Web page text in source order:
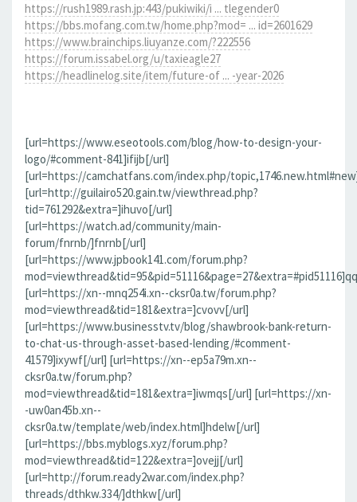
https://rush1989.rash.jp:443/pukiwiki/i ... tlegender0
https://bbs.mofang.com.tw/home.php?mod= ... id=2601629
https://www.brainchips.liuyanze.com/?222556
https://forum.issabel.org/u/taxieagle27
https://headlinelog.site/item/future-of ... -year-2026
[url=https://www.eseotools.com/blog/how-to-design-your-
logo/#comment-841]ifijb[/url]
[url=https://camchatfans.com/index.php/
[url=http://guilairo520.gain.tw/viewthread.php?
tid=761292&extra=]ihuvo[/url]
[url=https://watch.ad/community/main-
forum/fnrnb/]fnrnb[/url]
[url=https://www.jpbook141.com/forum.php?
[url=https://xn--mnq254i.xn--cksr0a.tw/forum.php?
mod=viewthread&tid=181&extra=]cvovv[/url]
[url=https://www.businesstv.tv/blog/shawbrook-bank-return-
to-chat-us-through-asset-based-lending/#comment-
41579]ixywf[/url] [url=https://xn--ep5a79m.xn--
cksr0a.tw/forum.php?
mod=viewthread&tid=181&extra=]iwmqs[/url] [url=https://xn-
-uw0an45b.xn--
cksr0a.tw/template/web/index.html]hdelw[/url]
[url=https://bbs.myblogs.xyz/forum.php?
mod=viewthread&tid=122&extra=]ovejj[/url]
[url=http://forum.ready2war.com/index.php?
threads/dthkw.334/]dthkw[/url]